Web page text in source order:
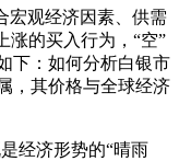
宏观经济因素、供需
涨的买入行为，“空”
下：如何分析白银市
，其价格与全球经济
经济形势的“晴雨